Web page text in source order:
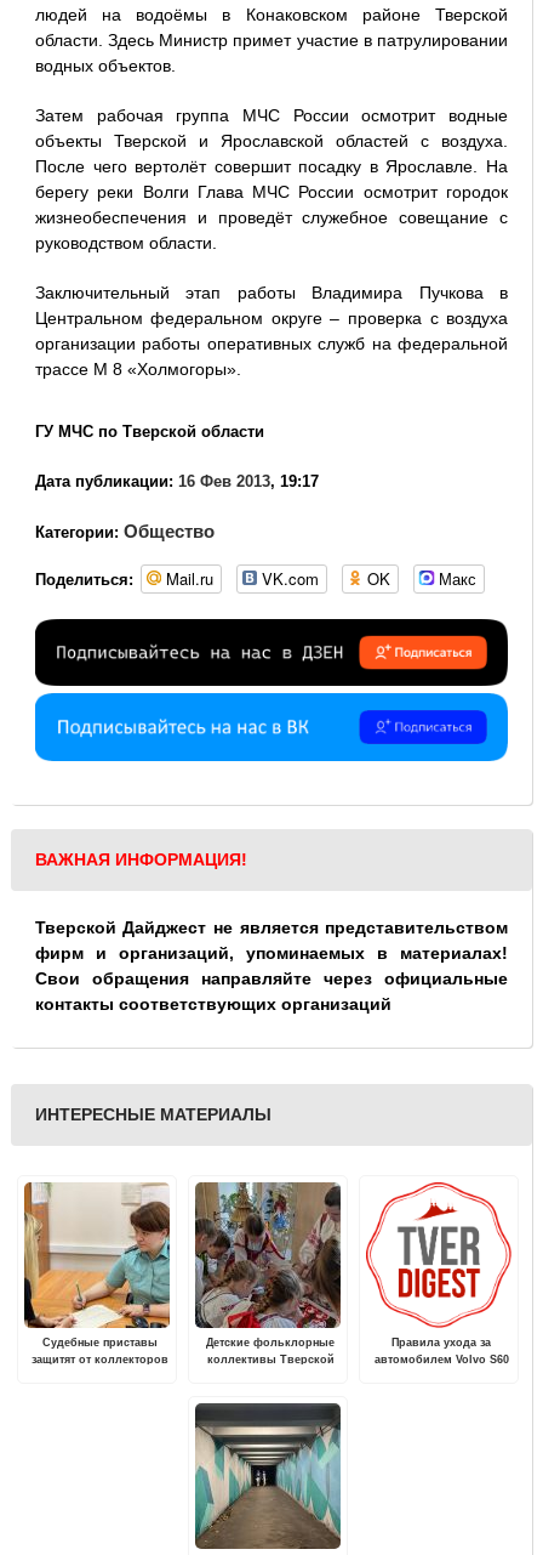
людей на водоёмы в Конаковском районе Тверской
области. Здесь Министр примет участие в патрулировании
водных объектов.
Затем рабочая группа МЧС России осмотрит водные
объекты Тверской и Ярославской областей с воздуха.
После чего вертолёт совершит посадку в Ярославле. На
берегу реки Волги Глава МЧС России осмотрит городок
жизнеобеспечения и проведёт служебное совещание с
руководством области.
Заключительный этап работы Владимира Пучкова в
Центральном федеральном округе – проверка с воздуха
организации работы оперативных служб на федеральной
трассе М 8 «Холмогоры».
ГУ МЧС по Тверской области
Дата публикации: 16 Фев 2013, 19:17
Категории: Общество
Поделиться: Mail.ru VK.com OK Макс
ВАЖНАЯ ИНФОРМАЦИЯ!
Тверской Дайджест не является представительством
фирм и организаций, упоминаемых в материалах!
Свои обращения направляйте через официальные
контакты соответствующих организаций
ИНТЕРЕСНЫЕ МАТЕРИАЛЫ
Судебные приставы
защитят от коллекторов
Детские фольклорные
коллективы Тверской
Правила ухода за
автомобилем Volvo S60